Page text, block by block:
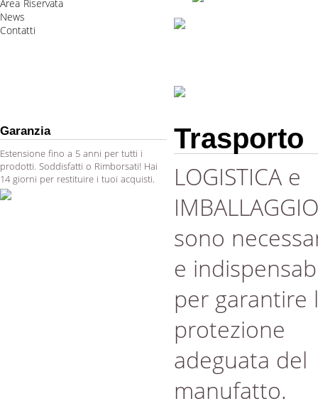
Area Riservata
News
Contatti
Garanzia
Estensione fino a 5 anni per tutti i
prodotti. Soddisfatti o Rimborsati! Hai
14 giorni per restituire i tuoi acquisti.
Trasporto
LOGISTICA e
IMBALLAGGIO
sono
e
per garantire
protezione
adeguata del
manufatto.